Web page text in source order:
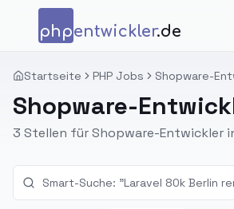
Zum Inhalt springen
phpentwickler.de
Startseite PHP Jobs Shopware-
Shopware-
3 Stellen für Shopware-Entwickler